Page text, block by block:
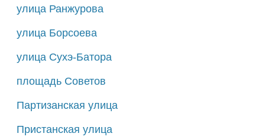
улица Ранжурова
улица Борсоева
улица Сухэ-Батора
площадь Советов
Партизанская улица
Пристанская улица